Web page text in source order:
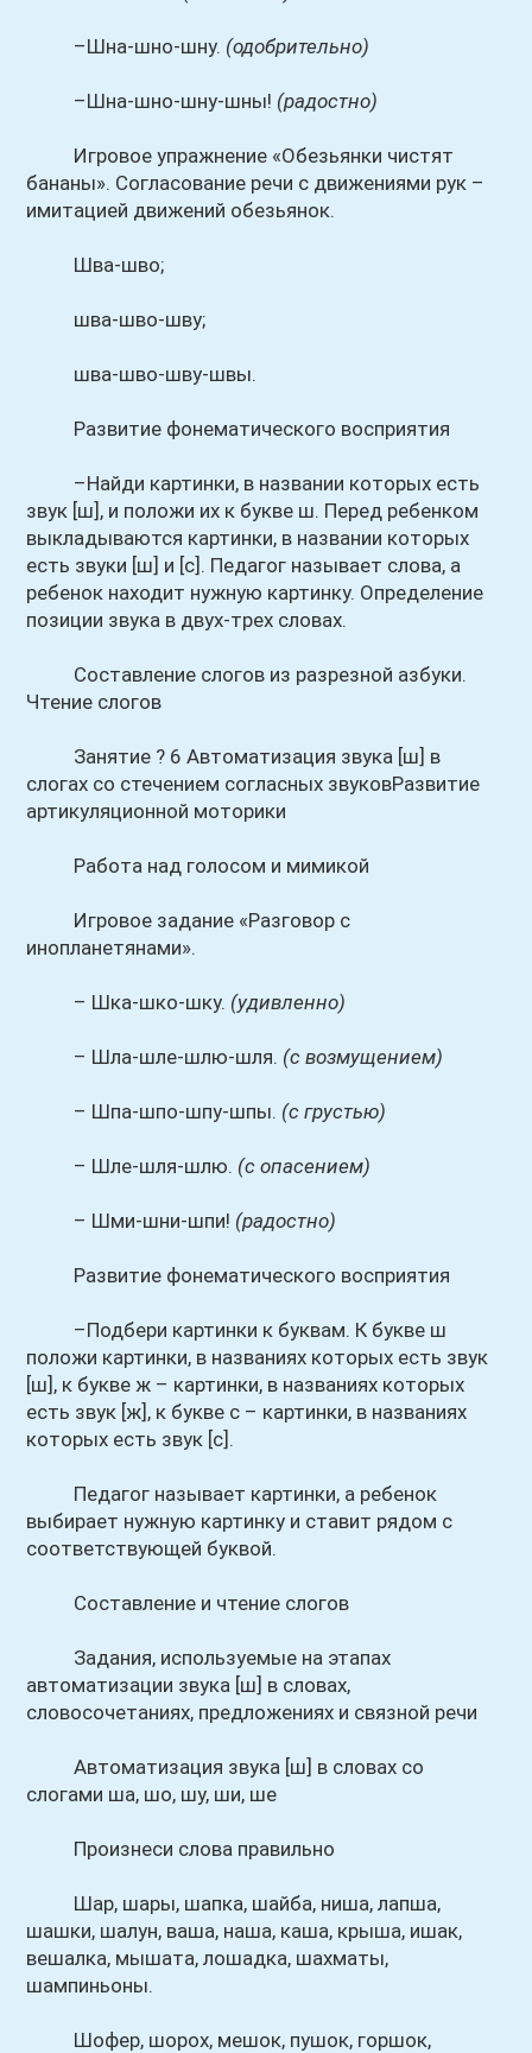
–Шна-шно-шну. (одобрительно)
–Шна-шно-шну-шны! (радостно)
Игровое упражнение «Обезьянки чистят
бананы». Согласование речи с движениями рук –
имитацией движений обезьянок.
Шва-шво;
шва-шво-шву;
шва-шво-шву-швы.
Развитие фонематического восприятия
–Найди картинки, в названии которых есть
звук [ш], и положи их к букве ш. Перед ребенком
выкладываются картинки, в названии которых
есть звуки [ш] и [с]. Педагог называет слова, а
ребенок находит нужную картинку. Определение
позиции звука в двух-трех словах.
Составление слогов из разрезной азбуки.
Чтение слогов
Занятие ? 6 Автоматизация звука [ш] в
слогах со стечением согласных звуковРазвитие
артикуляционной моторики
Работа над голосом и мимикой
Игровое задание «Разговор с
инопланетянами».
– Шка-шко-шку. (удивленно)
– Шла-шле-шлю-шля. (с возмущением)
– Шпа-шпо-шпу-шпы. (с грустью)
– Шле-шля-шлю. (с опасением)
– Шми-шни-шпи! (радостно)
Развитие фонематического восприятия
–Подбери картинки к буквам. К букве ш
положи картинки, в названиях которых есть звук
[ш], к букве ж – картинки, в названиях которых
есть звук [ж], к букве с – картинки, в названиях
которых есть звук [с].
Педагог называет картинки, а ребенок
выбирает нужную картинку и ставит рядом с
соответствующей буквой.
Составление и чтение слогов
Задания, используемые на этапах
автоматизации звука [ш] в словах,
словосочетаниях, предложениях и связной речи
Автоматизация звука [ш] в словах со
слогами ша, шо, шу, ши, ше
Произнеси слова правильно
Шар, шары, шапка, шайба, ниша, лапша,
шашки, шалун, ваша, наша, каша, крыша, ишак,
вешалка, мышата, лошадка, шахматы,
шампиньоны.
Шофер, шорох, мешок, пушок, горшок,